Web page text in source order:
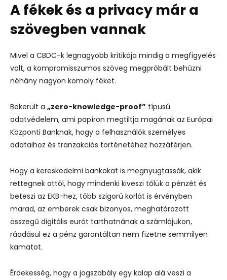
A fékek és a privacy már a
szövegben vannak
Mivel a CBDC-k legnagyobb kritikája mindig a megfigyelés
volt, a kompromisszumos szöveg megpróbált behúzni
néhány nagyon komoly féket.
Bekerült a „zero-knowledge-proof” típusú
adatvédelem, ami papíron megtiltja magának az Európai
Központi Banknak, hogy a felhasználók személyes
adataihoz és tranzakciós történetéhez hozzáférjen.
Hogy a kereskedelmi bankokat is megnyugtassák, akik
rettegnek attól, hogy mindenki kiveszi tőlük a pénzét és
beteszi az EKB-hez, több szigorú korlát is érvényben
marad, az emberek csak bizonyos, meghatározott
összegű digitális eurót tarthatnának a számlájukon,
ráadásul ez a pénz garantáltan nem fizetne semmilyen
kamatot.
Érdekesség, hogy a jogszabály egy kalap alá veszi a